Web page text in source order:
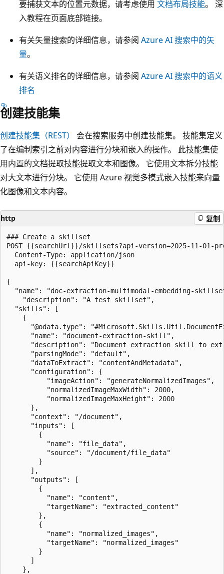
要捕获文本的位置元数据，请考虑使用 文档布局技能。 深
入教程在页面底部链接。
有关矢量搜索的详细信息，请参阅 Azure AI 搜索中的矢
量。
有关语义排名的详细信息，请参阅 Azure AI 搜索中的语义
排名
创建技能集
创建技能集（REST）
会在搜索服务中创建技能集。 技能集定义
了在编制索引之前对内容进行分块和嵌入的操作。 此技能集使
用内置的文档提取技能提取文本和图像。 它使用文本拆分技能
对大文本进行分块。 它使用 Azure 视觉多模式嵌入技能来向量
化图像和文本内容。
http 复制
### Create a skillset
POST {{searchUrl}}/skillsets?api-version=2025-11-01-
  Content-Type: application/json
  api-key: {{searchApiKey}}
{
"name": "doc-extraction-multimodal-embedding-
  "skills": [
    {
"@odata.type":
      "name": "document-extraction-skill",
"description": "Document extraction skill to
      "parsingMode": "default",
      "dataToExtract": "contentAndMetadata",
      "configuration": {
          "imageAction": "generateNormalizedImages",
          "normalizedImageMaxWidth": 2000,
          "normalizedImageMaxHeight": 2000
      },
      "context": "/document",
      "inputs": [
        {
          "name": "file_data",
          "source": "/document/file_data"
        }
      ],
      "outputs": [
        {
          "name": "content",
          "targetName": "extracted_content"
        },
        {
          "name": "normalized_images",
          "targetName": "normalized_images"
        }
      ]
    },